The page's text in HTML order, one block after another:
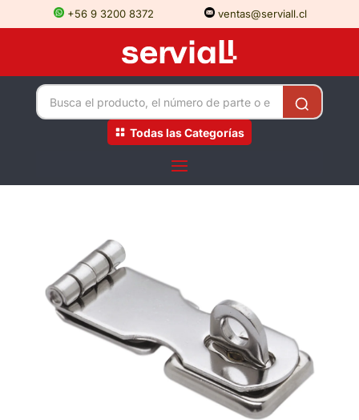
+56 9 3200 8372 ventas@serviall.cl
Todas las Categorías